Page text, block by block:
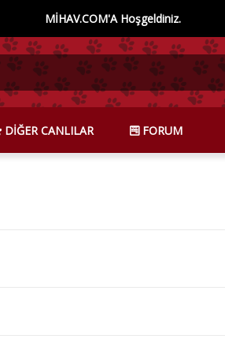
MİHAV.COM'A Hoşgeldiniz.
DİĞER CANLILAR FORUM